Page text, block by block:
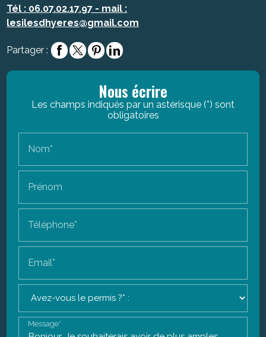
Tél : 06.07.02.17.97 - mail :
lesilesdhyeres@gmail.com
Partager :
Nous écrire
Les champs indiqués par un astérisque (*) sont
obligatoires
Nom*
Prénom
Téléphone*
Email*
Message*